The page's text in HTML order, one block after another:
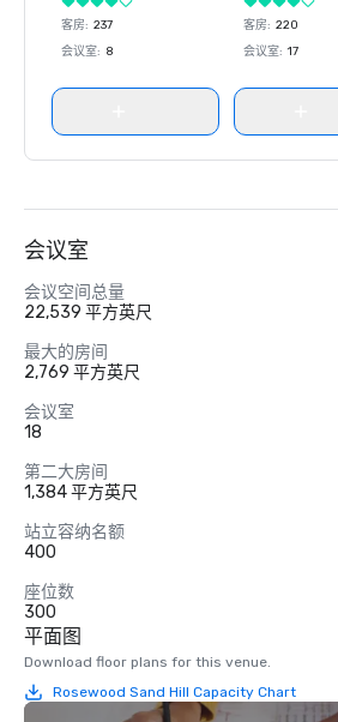
客房: 237
会议室: 8
客房: 220
会议室: 17
会议室
会议空间总量
22,539 平方英尺
最大的房间
2,769 平方英尺
会议室
18
第二大房间
1,384 平方英尺
站立容纳名额
400
座位数
300
平面图
Download floor plans for this venue.
Rosewood Sand Hill Capacity Chart